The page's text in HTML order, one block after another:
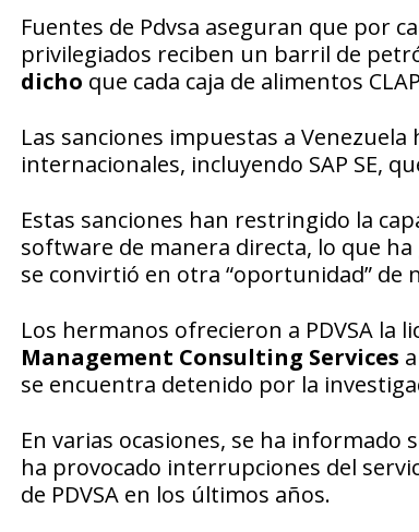
Fuentes de Pdvsa aseguran que por
privilegiados reciben un barril de
dicho que cada caja de alimentos
Las sanciones impuestas a
internacionales, incluyendo SAP SE,
Estas sanciones han restringido la
software de manera directa, lo que
se convirtió en otra “oportunidad” de
Los hermanos ofrecieron a PDVSA la
Management Consulting Services
se encuentra detenido por la
En varias ocasiones, se ha informado
ha provocado interrupciones del
de PDVSA en los últimos años.